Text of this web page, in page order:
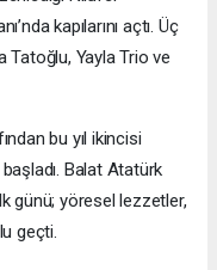
kapılarını açtı. Üç
Yayla Trio ve
bu yıl ikincisi
Balat Atatürk
günü; yöresel lezzetler,
geçti.